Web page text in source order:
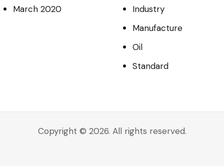
March 2020
Industry
Manufacture
Oil
Standard
Copyright © 2026. All rights reserved.